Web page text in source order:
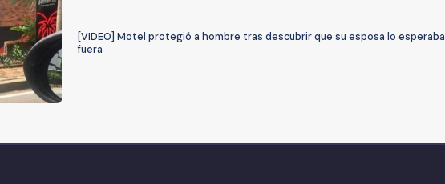
[VIDEO] Motel protegió a hombre tras descubrir que su esposa lo esperaba
fuera